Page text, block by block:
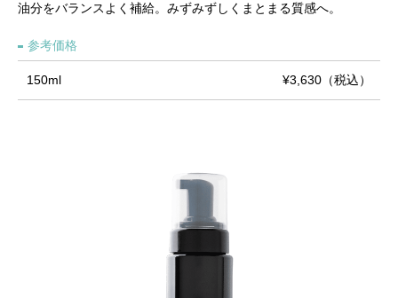
油分をバランスよく補給。みずみずしくまとまる質感へ。
参考価格
150ml ¥3,630（税込）